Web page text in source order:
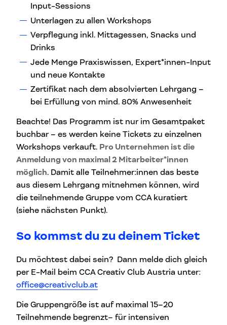
Input-Sessions
Unterlagen zu allen Workshops
Verpflegung inkl. Mittagessen, Snacks und
Drinks
Jede Menge Praxiswissen, Expert*innen-Input
und neue Kontakte
Zertifikat nach dem absolvierten Lehrgang –
bei Erfüllung von mind. 80% Anwesenheit
Beachte! Das Programm ist nur im Gesamtpaket
buchbar – es werden keine Tickets zu einzelnen
Workshops verkauft. Pro Unternehmen ist die
Anmeldung von maximal 2 Mitarbeiter*innen
möglich. Damit alle Teilnehmer:innen das beste
aus diesem Lehrgang mitnehmen können, wird
die teilnehmende Gruppe vom CCA kuratiert
(siehe nächsten Punkt).
So kommst du zu deinem Ticket
Du möchtest dabei sein? Dann melde dich gleich
per E-Mail beim CCA Creativ Club Austria unter:
office@creativclub.at
Die Gruppengröße ist auf maximal 15–20
Teilnehmende begrenzt– für intensiven